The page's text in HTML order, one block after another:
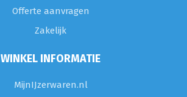
Offerte aanvragen
Zakelijk
WINKEL INFORMATIE
MijnIJzerwaren.nl